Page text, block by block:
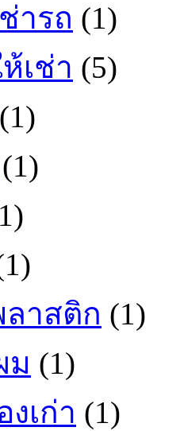
ารถ (1)
เช่า (5)
(1)
(1)
าสติก (1)
ม (1)
เก่า (1)